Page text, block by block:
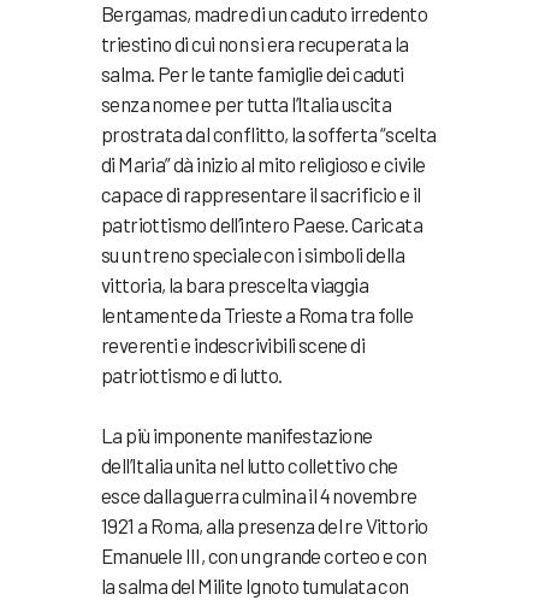
Bergamas, madre di un caduto irredento
triestino di cui non si era recuperata la
salma. Per le tante famiglie dei caduti
senza nome e per tutta l’Italia uscita
prostrata dal conflitto, la sofferta “scelta
di Maria” dà inizio al mito religioso e civile
capace di rappresentare il sacrificio e il
patriottismo dell’intero Paese. Caricata
su un treno speciale con i simboli della
vittoria, la bara prescelta viaggia
lentamente da Trieste a Roma tra folle
reverenti e indescrivibili scene di
patriottismo e di lutto.
La più imponente manifestazione
dell’Italia unita nel lutto collettivo che
esce dalla guerra culmina il 4 novembre
1921 a Roma, alla presenza del re Vittorio
Emanuele III, con un grande corteo e con
la salma del Milite Ignoto tumulata con